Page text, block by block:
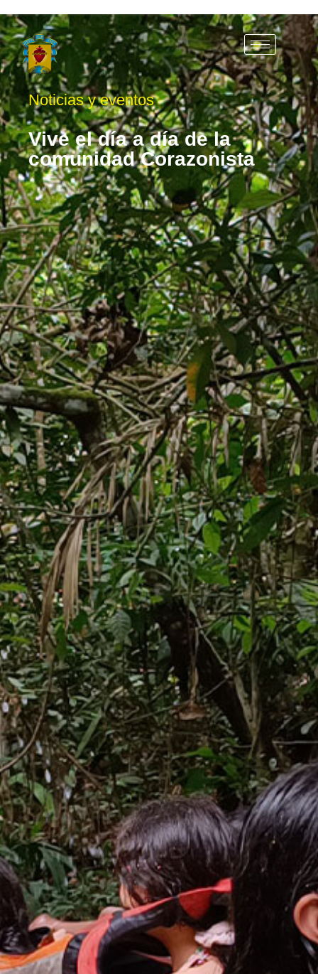
Noticias y eventos
Vive el día a día de la
comunidad Corazonista